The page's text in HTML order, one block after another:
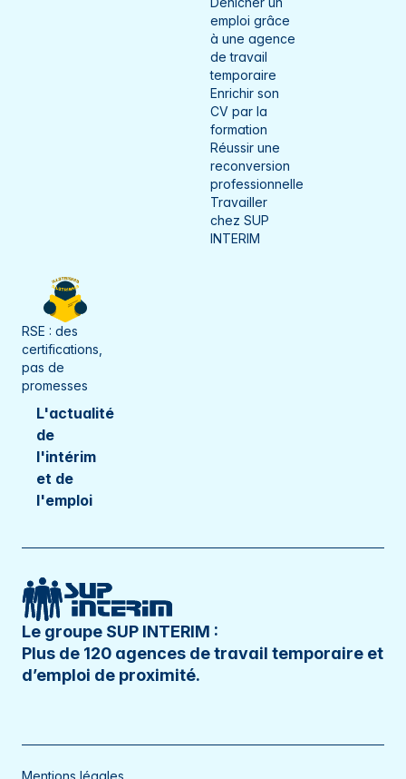
Le groupe SUP INTERIM :
Plus de 120 agences de travail temporaire et
d’emploi de proximité.
emploi grâce
à une agence
de travail
temporaire
Enrichir son
CV par la
formation
Réussir une
reconversion
professionnelle
Travailler
chez SUP
INTERIM
RSE : des
certifications,
pas de
promesses
L'actualité
de
l'intérim
et de
l'emploi
Mentions légales